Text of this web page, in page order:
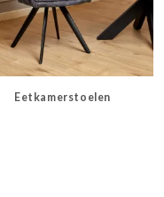
Eetkamerstoelen